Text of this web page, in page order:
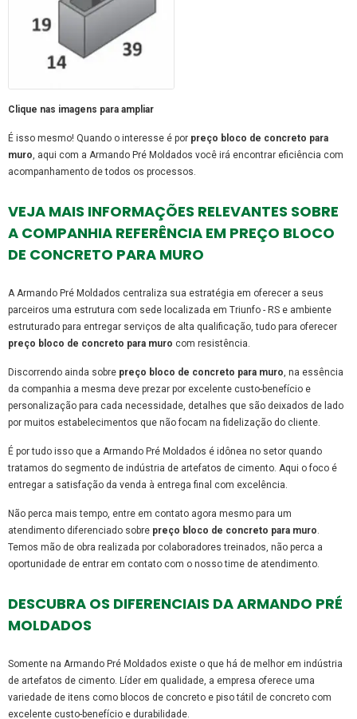
Clique nas imagens para ampliar
É isso mesmo! Quando o interesse é por preço bloco de concreto para
muro, aqui com a Armando Pré Moldados você irá encontrar eficiência com
acompanhamento de todos os processos.
VEJA MAIS INFORMAÇÕES RELEVANTES SOBRE
A COMPANHIA REFERÊNCIA EM PREÇO BLOCO
DE CONCRETO PARA MURO
A Armando Pré Moldados centraliza sua estratégia em oferecer a seus
parceiros uma estrutura com sede localizada em Triunfo - RS e ambiente
estruturado para entregar serviços de alta qualificação, tudo para oferecer
preço bloco de concreto para muro com resistência.
Discorrendo ainda sobre preço bloco de concreto para muro, na essência
da companhia a mesma deve prezar por excelente custo-benefício e
personalização para cada necessidade, detalhes que são deixados de lado
por muitos estabelecimentos que não focam na fidelização do cliente.
É por tudo isso que a Armando Pré Moldados é idônea no setor quando
tratamos do segmento de indústria de artefatos de cimento. Aqui o foco é
entregar a satisfação da venda à entrega final com excelência.
Não perca mais tempo, entre em contato agora mesmo para um
atendimento diferenciado sobre preço bloco de concreto para muro.
Temos mão de obra realizada por colaboradores treinados, não perca a
oportunidade de entrar em contato com o nosso time de atendimento.
DESCUBRA OS DIFERENCIAIS DA ARMANDO PRÉ
MOLDADOS
Somente na Armando Pré Moldados existe o que há de melhor em indústria
de artefatos de cimento. Líder em qualidade, a empresa oferece uma
variedade de itens como blocos de concreto e piso tátil de concreto com
excelente custo-benefício e durabilidade.